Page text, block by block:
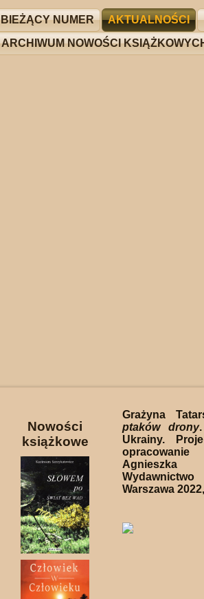
BIEŻĄCY NUMER AKTUALNOŚCI
ARCHIWUM NOWOŚCI
Nowości
książkowe
Grażyna
ptaków drony
Ukrainy.
Warszawa